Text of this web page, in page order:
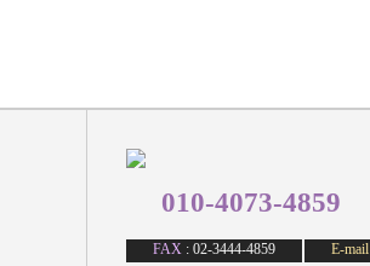
010-4073-4859
FAX : 02-3444-4859 E-mail